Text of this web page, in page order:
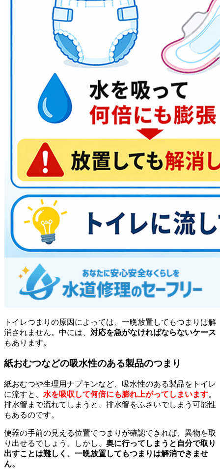
トイレつまりの原因によっては、一晩放置してもつまりは解
消されません。中には、 対応を急がなければならないケース
もあります。
紙おむつなどの吸水性のある製品のつまり
紙おむつや生理用ナプキンなど、吸水性のある製品をトイレ
に流すと、 水を吸収して何倍にも膨れ上がってしまいます。
排水管まで流れてしまうと、排水管をふさいでしまう可能性
もあるのです。
便器の手前の見える位置でつまりが確認できれば、異物を取
り出せるでしょう。しかし、 奥に行ってしまうと自分で取り
出すことは難しく、一晩放置してもつまりは解消できませ
ん。